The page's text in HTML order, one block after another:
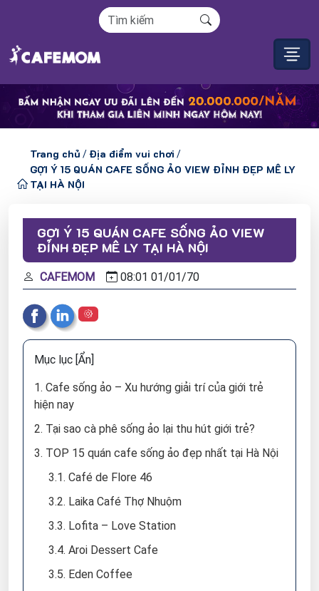
Trang chủ /Địa điểm vui chơi /
GỢI Ý 15 QUÁN CAFE SỐNG ẢO VIEW ĐỈNH ĐẸP MÊ LY
TẠI HÀ NỘI
GỢI Ý 15 QUÁN CAFE SỐNG ẢO VIEW
ĐỈNH ĐẸP MÊ LY TẠI HÀ NỘI
CAFEMOM 08:01 01/01/70
Mục lục [Ẩn]
1. Cafe sống ảo – Xu hướng giải trí của giới trẻ
hiện nay
2. Tại sao cà phê sống ảo lại thu hút giới trẻ?
3. TOP 15 quán cafe sống ảo đẹp nhất tại Hà Nội
3.1. Café de Flore 46
3.2. Laika Café Thợ Nhuộm
3.3. Lofita – Love Station
3.4. Aroi Dessert Cafe
3.5. Eden Coffee